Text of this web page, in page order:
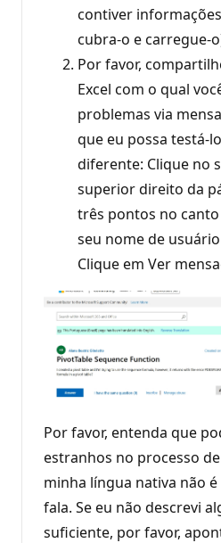
contiver
cubra-o e carregue-
Por favor,
Excel com o qual
problemas via
que eu possa testá-
diferente: Clique no
superior direito da
três pontos no
seu nome de
Clique em Ver
Por favor, entenda que
estranhos no processo
minha língua nativa não
fala. Se eu não descrevi
suficiente, por favor,